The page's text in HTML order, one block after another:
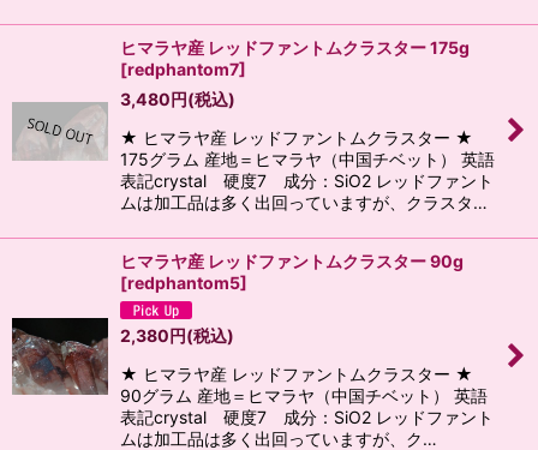
ヒマラヤ産 レッドファントムクラスター 175g
[redphantom7]
3,480円(税込)
★ ヒマラヤ産 レッドファントムクラスター ★
175グラム 産地＝ヒマラヤ（中国チベット） 英語
表記crystal 硬度7 成分：SiO2 レッドファント
ムは加工品は多く出回っていますが、クラスタ…
ヒマラヤ産 レッドファントムクラスター 90g
[redphantom5]
2,380円(税込)
★ ヒマラヤ産 レッドファントムクラスター ★
90グラム 産地＝ヒマラヤ（中国チベット） 英語
表記crystal 硬度7 成分：SiO2 レッドファント
ムは加工品は多く出回っていますが、ク…